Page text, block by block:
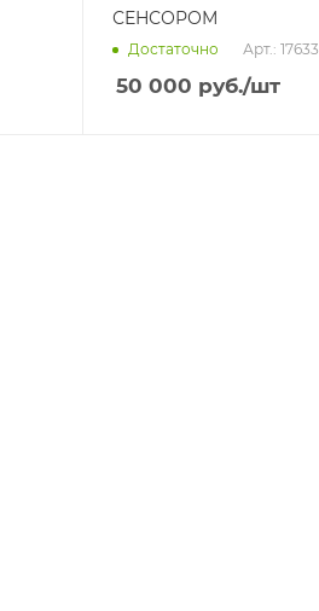
СЕНСОРОМ
Достаточно Арт.: 17633
50 000 руб./шт